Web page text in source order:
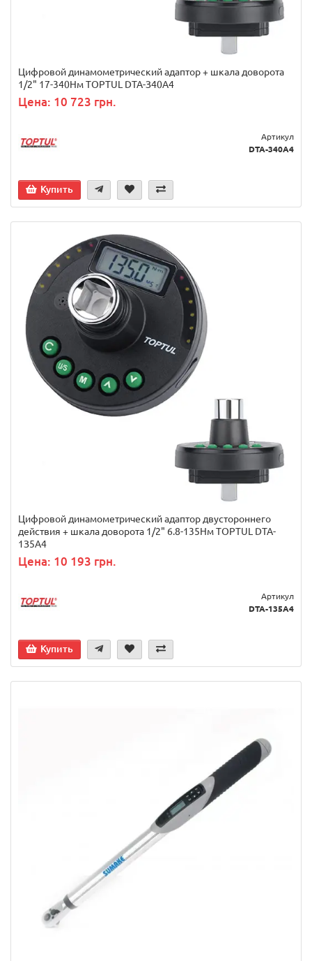
Цифровой динамометрический адаптор + шкала доворота
1/2" 17-340Нм TOPTUL DTA-З40A4
Цена: 10 723 грн.
Артикул
DTA-340A4
Купить
Цифровой динамометрический адаптор двуcтopoннeгo
дeйcтвия + шкала доворота 1/2" 6.8-135Нм TOPTUL DTA-
1З5A4
Цена: 10 193 грн.
Артикул
DTA-135A4
Купить